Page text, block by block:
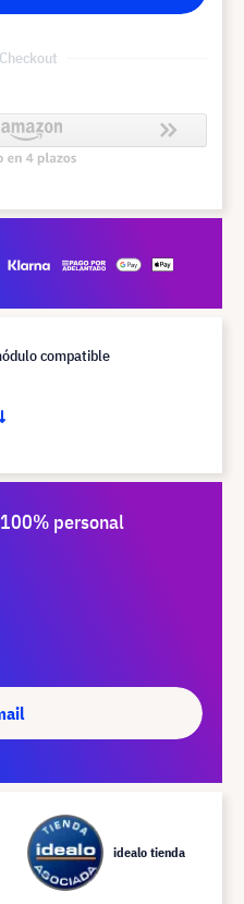
compatible
personal
idealo tienda